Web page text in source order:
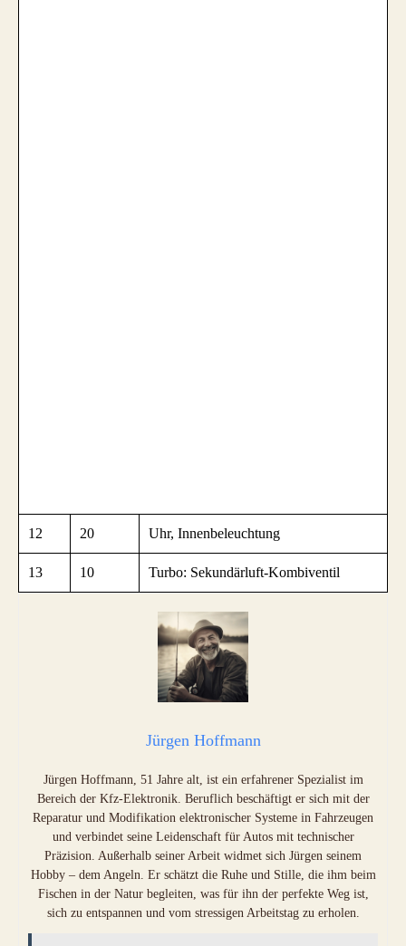
12 20 Uhr, Innenbeleuchtung
13 10 Turbo: Sekundärluft-Kombiventil
Jürgen Hoffmann
Jürgen Hoffmann, 51 Jahre alt, ist ein erfahrener Spezialist im
Bereich der Kfz-Elektronik. Beruflich beschäftigt er sich mit der
Reparatur und Modifikation elektronischer Systeme in Fahrzeugen
und verbindet seine Leidenschaft für Autos mit technischer
Präzision. Außerhalb seiner Arbeit widmet sich Jürgen seinem
Hobby – dem Angeln. Er schätzt die Ruhe und Stille, die ihm beim
Fischen in der Natur begleiten, was für ihn der perfekte Weg ist,
sich zu entspannen und vom stressigen Arbeitstag zu erholen.